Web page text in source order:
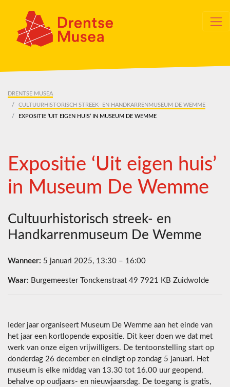
DRENTSE MUSEA
CULTUURHISTORISCH STREEK- EN HANDKARRENMUSEUM DE WEMME
EXPOSITIE ‘UIT EIGEN HUIS’ IN MUSEUM DE WEMME
Expositie ‘Uit eigen huis’
in Museum De Wemme
Cultuurhistorisch streek- en
Handkarrenmuseum De Wemme
Wanneer: 5 januari 2025, 13:30 – 16:00
Waar: Burgemeester Tonckenstraat 49 7921 KB Zuidwolde
Ieder jaar organiseert Museum De Wemme aan het einde van
het jaar een kortlopende expositie. Dit keer doen we dat met
werk van onze eigen vrijwilligers. De tentoonstelling start op
donderdag 26 december en eindigt op zondag 5 januari. Het
museum is elke middag van 13.30 tot 16.00 uur geopend,
behalve op oudjaars- en nieuwjaarsdag. De toegang is gratis,